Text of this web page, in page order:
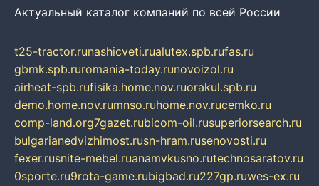
Актуальный каталог компаний по всей России
t25-tractor.runashicveti.rualutex.spb.rufas.ru
gbmk.spb.ruromania-today.runovoizol.ru
airheat-spb.rufisika.home.nov.ruorakul.spb.ru
demo.home.nov.rumnso.ruhome.nov.rucemko.ru
comp-land.org7gazet.rubicom-oil.rusuperiorsearch.ru
bulgarianedvizhimost.rusn-hram.rusenovosti.ru
fexer.rusnite-mebel.ruanamvkusno.rutechnosaratov.ru
0sporte.ru9rota-game.rubigbad.ru227gp.ruwes-ex.ru